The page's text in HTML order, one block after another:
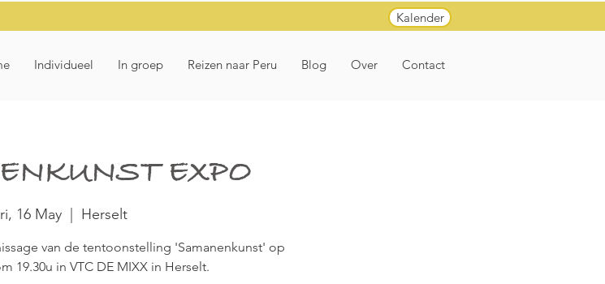
Kalender
Individueel In groep Reizen naar Peru Blog Over Contact
EXPO
16 May
  |
Herselt
van de tentoonstelling 'Samanenkunst' op
19.30u in VTC DE MIXX in Herselt.